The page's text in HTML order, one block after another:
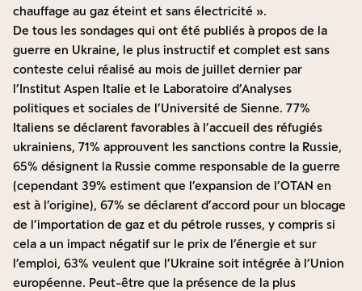
chauffage au gaz éteint et sans électricité ».
De tous les sondages qui ont été publiés à propos de la
guerre en Ukraine, le plus instructif et complet est sans
conteste celui réalisé au mois de juillet dernier par
l’Institut Aspen Italie et le Laboratoire d’Analyses
politiques et sociales de l’Université de Sienne. 77%
Italiens se déclarent favorables à l’accueil des réfugiés
ukrainiens, 71% approuvent les sanctions contre la Russie,
65% désignent la Russie comme responsable de la guerre
(cependant 39% estiment que l’expansion de l’OTAN en
est à l’origine), 67% se déclarent d’accord pour un blocage
de l’importation de gaz et du pétrole russes, y compris si
cela a un impact négatif sur le prix de l’énergie et sur
l’emploi, 63% veulent que l’Ukraine soit intégrée à l’Union
européenne. Peut-être que la présence de la plus